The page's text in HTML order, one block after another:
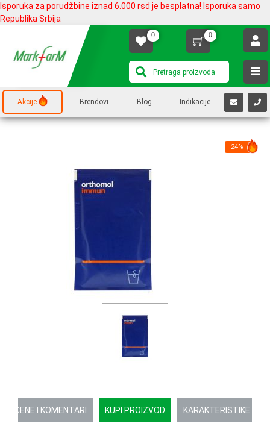
Isporuka za porudžbine iznad 6.000 rsd je besplatna! Isporuka samo
Republika Srbija
0 0
Akcije Brendovi Blog Indikacije
OCENE I KOMENTARI KUPI PROIZVOD KARAKTERISTIKE
24%